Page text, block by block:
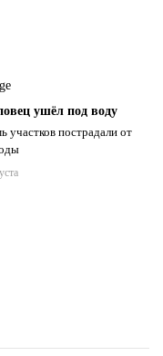
ушёл под воду
участков пострадали от